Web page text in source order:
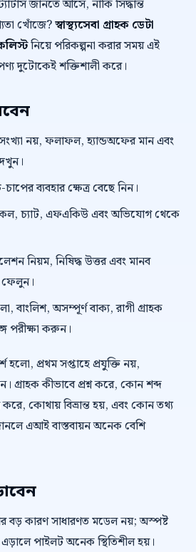
জানতে আসে, নাকি সিদ্ধান্ত
খোঁজে?স্বাস্থ্যসেবা গ্রাহক ডেটা
নিয়ে পরিকল্পনা করার সময় এই
দুটোকেই শক্তিশালী করে।
নয়, ফলাফল, হ্যান্ডঅফের মান এবং
ব্যবহার ক্ষেত্র বেছে নিন।
কল, চ্যাট, এফএকিউ এবং অভিযোগ থেকে
নিয়ম, নিষিদ্ধ উত্তর এবং মানব
বাংলিশ, অসম্পূর্ণ বাক্য, রাগী গ্রাহক
পরীক্ষা করুন।
হলো, প্রথম সপ্তাহে প্রযুক্তি নয়,
গ্রাহক কীভাবে প্রশ্ন করে, কোন শব্দ
কোথায় বিভ্রান্ত হয়, এবং কোন তথ্য
এআই বাস্তবায়ন অনেক বেশি
বড় কারণ সাধারণত মডেল নয়; অস্পষ্ট
পাইলট অনেক স্থিতিশীল হয়।